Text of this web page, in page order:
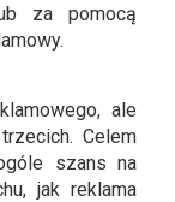
za pomocą
ale
Celem
szans na
jak reklama